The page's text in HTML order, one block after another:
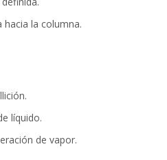
hacia la columna.
líquido.
de vapor.